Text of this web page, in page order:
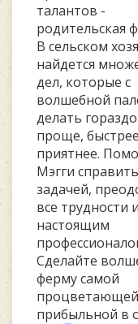
талантов -
родительская
В сельском
найдется
дел, которые с
волшебной
делать гораздо
проще,
приятнее.
Мэгги
задачей,
все трудности
настоящим
Сделайте
ферму самой
прибыльной в